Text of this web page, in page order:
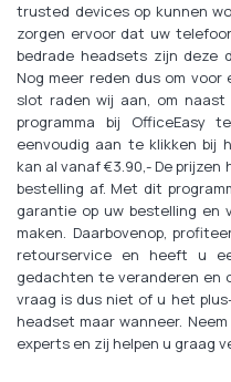
trusted devices op kunnen
zorgen ervoor dat uw
bedrade headsets zijn deze
Nog meer reden dus om
slot raden wij aan, om
programma bij OfficeEasy
eenvoudig aan te klikken bij
kan al vanaf €3.90,- De
bestelling af. Met dit
garantie op uw bestelling en
maken. Daarbovenop,
retourservice en heeft u
gedachten te veranderen en
vraag is dus niet of u het
headset maar wanneer.
experts en zij helpen u graag